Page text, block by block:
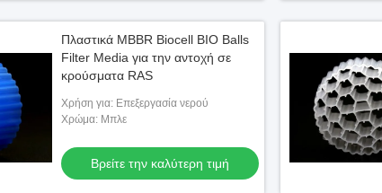
Πλαστικά MBBR Biocell BIO Balls
Filter Media για την αντοχή σε
κρούσματα RAS
Χρήση για: Επεξεργασία νερού
Χρώμα: Μπλε
Βρείτε την καλύτερη τιμή